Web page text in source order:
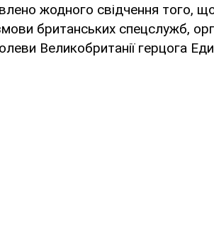
жодного свідчення того,
британських спецслужб,
Великобританії герцога